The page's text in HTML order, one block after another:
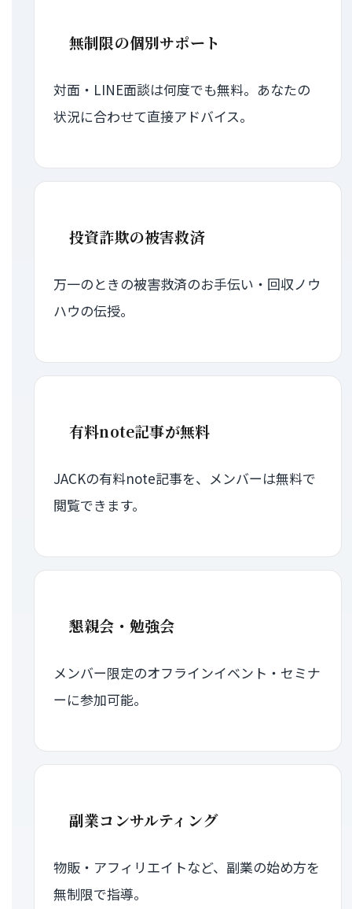
無制限の個別サポート
対面・LINE面談は何度でも無料。あなたの
状況に合わせて直接アドバイス。
投資詐欺の被害救済
万一のときの被害救済のお手伝い・回収ノウ
ハウの伝授。
有料note記事が無料
JACKの有料note記事を、メンバーは無料で
閲覧できます。
懇親会・勉強会
メンバー限定のオフラインイベント・セミナ
ーに参加可能。
副業コンサルティング
物販・アフィリエイトなど、副業の始め方を
無制限で指導。